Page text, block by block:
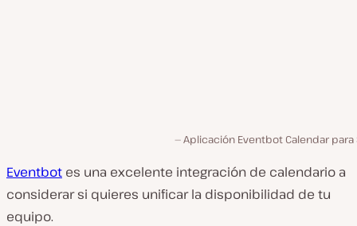
Aplicación Eventbot Calendar para
Eventbot es una excelente integración de calendario a
considerar si quieres unificar la disponibilidad de tu
equipo.